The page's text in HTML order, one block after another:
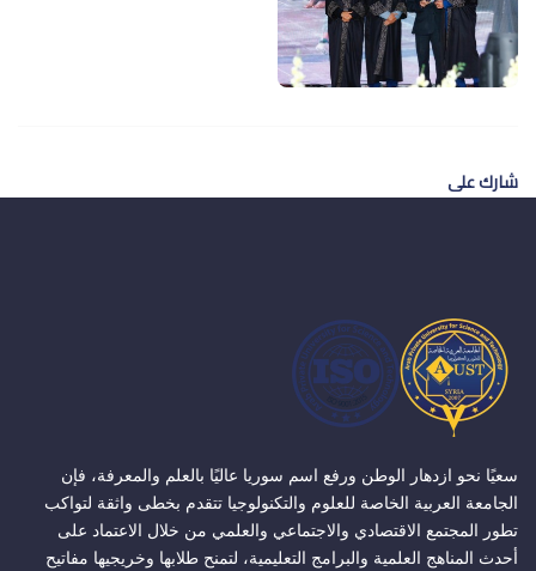
شارك على
سعيًا نحو ازدهار الوطن ورفع اسم سوريا عاليًا بالعلم والمعرفة، فإن
الجامعة العربية الخاصة للعلوم والتكنولوجيا تتقدم بخطى واثقة لتواكب
تطور المجتمع الاقتصادي والاجتماعي والعلمي من خلال الاعتماد على
أحدث المناهج العلمية والبرامج التعليمية، لتمنح طلابها وخريجيها مفاتيح